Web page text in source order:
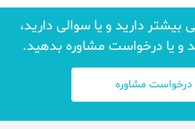
بیشتر دارید و یا سوالی دارید،
و یا درخواست مشاوره بدهید.
درخواست مشاوره